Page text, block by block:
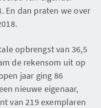
En dan praten we over
opbrengst van 36,5
de rekensom uit op
jaar ging 86
nieuwe eigenaar,
van 219 exemplaren